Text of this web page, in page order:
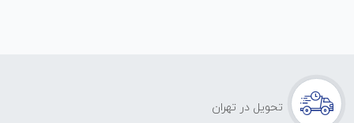
تحویل در تهران